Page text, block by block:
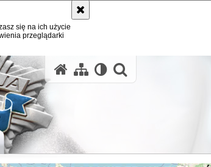
się na ich użycie
przeglądarki